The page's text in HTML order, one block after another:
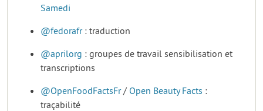
Samedi
@fedorafr: traduction
@aprilorg : groupes de travail sensibilisation et
transcriptions
@OpenFoodFactsFr/ Open Beauty Facts :
traçabilité